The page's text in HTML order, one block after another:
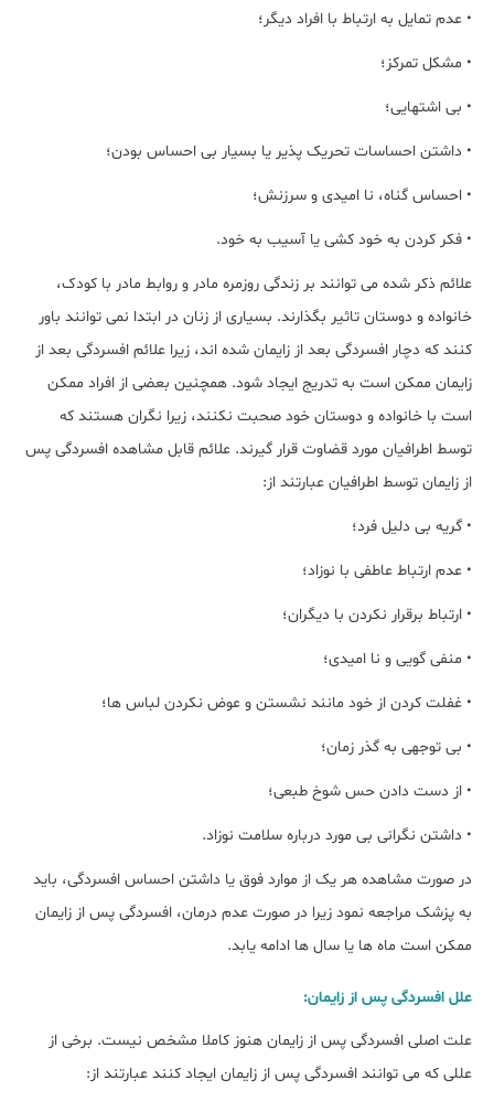
• عدم تمایل به ارتباط با افراد دیگر؛
• مشکل تمرکز؛
• بی اشتهایی؛
• داشتن احساسات تحریک پذیر یا بسیار بی احساس بودن؛
• احساس گناه، نا امیدی و سرزنش؛
• فکر کردن به خود کشی یا آسیب به خود.
علائم ذکر شده می توانند بر زندگی روزمره مادر و روابط مادر با کودک،
خانواده و دوستان تاثیر بگذارند. بسیاری از زنان در ابتدا نمی توانند باور
کنند که دچار افسردگی بعد از زایمان شده اند، زیرا علائم افسردگی بعد از
زایمان ممکن است به تدریج ایجاد شود. همچنین بعضی از افراد ممکن
است با خانواده و دوستان خود صحبت نکنند، زیرا نگران هستند که
توسط اطرافیان مورد قضاوت قرار گیرند. علائم قابل مشاهده افسردگی پس
از زایمان توسط اطرافیان عبارتند از:
• گریه بی دلیل فرد؛
• عدم ارتباط عاطفی با نوزاد؛
• ارتباط برقرار نکردن با دیگران؛
• منفی گویی و نا امیدی؛
• غفلت کردن از خود مانند نشستن و عوض نکردن لباس ها؛
• بی توجهی به گذر زمان؛
• از دست دادن حس شوخ طبعی؛
• داشتن نگرانی بی مورد درباره سلامت نوزاد.
در صورت مشاهده هر یک از موارد فوق یا داشتن احساس افسردگی، باید
به پزشک مراجعه نمود زیرا در صورت عدم درمان، افسردگی پس از زایمان
ممکن است ماه ها یا سال ها ادامه یابد.
علل افسردگی پس از زایمان:
علت اصلی افسردگی پس از زایمان هنوز کاملا مشخص نیست. برخی از
عللی که می توانند افسردگی پس از زایمان ایجاد کنند عبارتند از: